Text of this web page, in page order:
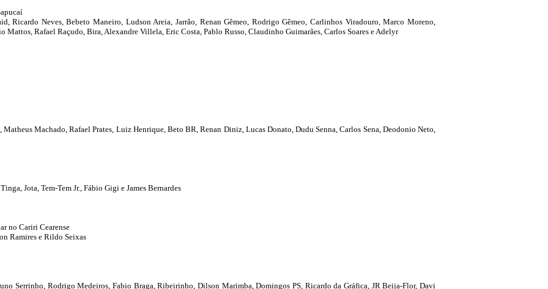
Ricardo Neves, Bebeto Maneiro, Ludson Areia, Jarrão, Renan Gêmeo, Rodrigo Gêmeo, Carlinhos Viradouro, Marco Moreno,
Mattos, Rafael Raçudo, Bira, Alexandre Villela, Eric Costa, Pablo Russo, Claudinho Guimarães, Carlos Soares e Adelyr
Machado, Rafael Prates, Luiz Henrique, Beto BR, Renan Diniz, Lucas Donato, Dudu Senna, Carlos Sena, Deodonio Neto,
Jota, Tem-Tem Jr., Fábio Gigi e James Bernardes
no Cariri Cearense
Ramires e Rildo Seixas
Serrinho, Rodrigo Medeiros, Fabio Braga, Ribeirinho, Dilson Marimba, Domingos PS, Ricardo da Gráfica, JR Beija-Flor, Davi